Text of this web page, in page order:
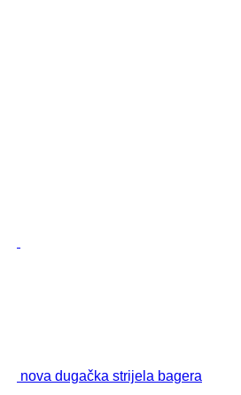
nova dugačka strijela bagera